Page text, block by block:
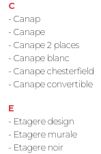
C
- Canap
- Canape
- Canape 2 places
- Canape blanc
- Canape chesterfield
- Canape convertible
E
- Etagere design
- Etagere murale
- Etagere noir